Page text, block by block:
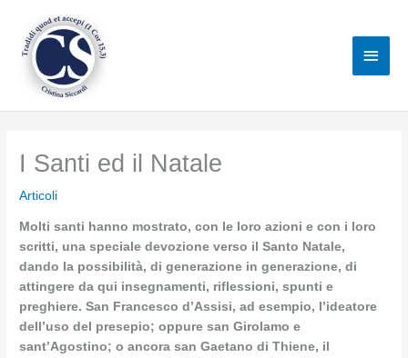
contenuto
I Santi ed il Natale
Articoli
Molti santi hanno mostrato, con le loro azioni e con i loro
scritti, una speciale devozione verso il Santo Natale,
dando la possibilità, di generazione in generazione, di
attingere da qui insegnamenti, riflessioni, spunti e
preghiere. San Francesco d’Assisi, ad esempio, l’ideatore
dell’uso del presepio; oppure san Girolamo e
sant’Agostino; o ancora san Gaetano di Thiene, il